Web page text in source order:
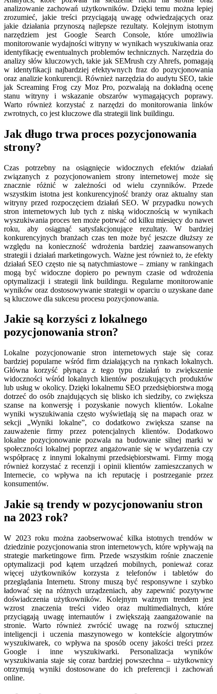
analizowanie zachowań użytkowników. Dzięki temu można lepiej
zrozumieć, jakie treści przyciągają uwagę odwiedzających oraz
jakie działania przynoszą najlepsze rezultaty. Kolejnym istotnym
narzędziem jest Google Search Console, które umożliwia
monitorowanie wydajności witryny w wynikach wyszukiwania oraz
identyfikację ewentualnych problemów technicznych. Narzędzia do
analizy słów kluczowych, takie jak SEMrush czy Ahrefs, pomagają
w identyfikacji najbardziej efektywnych fraz do pozycjonowania
oraz analizie konkurencji. Również narzędzia do audytu SEO, takie
jak Screaming Frog czy Moz Pro, pozwalają na dokładną ocenę
stanu witryny i wskazanie obszarów wymagających poprawy.
Warto również korzystać z narzędzi do monitorowania linków
zwrotnych, co jest kluczowe dla strategii link buildingu.
Jak długo trwa proces pozycjonowania
strony?
Czas potrzebny na osiągnięcie widocznych efektów działań
związanych z pozycjonowaniem strony internetowej może się
znacznie różnić w zależności od wielu czynników. Przede
wszystkim istotna jest konkurencyjność branży oraz aktualny stan
witryny przed rozpoczęciem działań SEO. W przypadku nowych
stron internetowych lub tych z niską widocznością w wynikach
wyszukiwania proces ten może potrwać od kilku miesięcy do nawet
roku, aby osiągnąć satysfakcjonujące rezultaty. W bardziej
konkurencyjnych branżach czas ten może być jeszcze dłuższy ze
względu na konieczność wdrożenia bardziej zaawansowanych
strategii i działań marketingowych. Ważne jest również to, że efekty
działań SEO często nie są natychmiastowe – zmiany w rankingach
mogą być widoczne dopiero po pewnym czasie od wdrożenia
optymalizacji i strategii link buildingu. Regularne monitorowanie
wyników oraz dostosowywanie strategii w oparciu o uzyskane dane
są kluczowe dla sukcesu procesu pozycjonowania.
Jakie są korzyści z lokalnego
pozycjonowania stron?
Lokalne pozycjonowanie stron internetowych staje się coraz
bardziej popularne wśród firm działających na rynkach lokalnych.
Główna korzyść płynąca z tego typu działań to zwiększenie
widoczności wśród lokalnych klientów poszukujących produktów
lub usług w okolicy. Dzięki lokalnemu SEO przedsiębiorstwa mogą
dotrzeć do osób znajdujących się blisko ich siedziby, co zwiększa
szanse na konwersję i pozyskanie nowych klientów. Lokalne
wyniki wyszukiwania często wyświetlają się na mapach oraz w
sekcji „Wyniki lokalne”, co dodatkowo zwiększa szanse na
zauważenie firmy przez potencjalnych klientów. Dodatkowo
lokalne pozycjonowanie pozwala na budowanie silnej marki w
społeczności lokalnej poprzez angażowanie się w wydarzenia czy
współpracę z innymi lokalnymi przedsiębiorstwami. Firmy mogą
również korzystać z recenzji i opinii klientów zamieszczanych w
Internecie, co wpływa na ich reputację i postrzeganie przez
konsumentów.
Jakie są trendy w pozycjonowaniu stron
na 2023 rok?
W 2023 roku można zaobserwować kilka istotnych trendów w
dziedzinie pozycjonowania stron internetowych, które wpływają na
strategie marketingowe firm. Przede wszystkim rośnie znaczenie
optymalizacji pod kątem urządzeń mobilnych, ponieważ coraz
więcej użytkowników korzysta z telefonów i tabletów do
przeglądania Internetu. Strony muszą być responsywne i szybko
ładować się na różnych urządzeniach, aby zapewnić pozytywne
doświadczenia użytkowników. Kolejnym ważnym trendem jest
wzrost znaczenia treści video oraz multimedialnych, które
przyciągają uwagę internautów i zwiększają zaangażowanie na
stronie. Warto również zwrócić uwagę na rozwój sztucznej
inteligencji i uczenia maszynowego w kontekście algorytmów
wyszukiwarek, co wpływa na sposób oceny jakości treści przez
Google i inne wyszukiwarki. Personalizacja wyników
wyszukiwania staje się coraz bardziej powszechna – użytkownicy
otrzymują wyniki dostosowane do ich preferencji i zachowań
online.